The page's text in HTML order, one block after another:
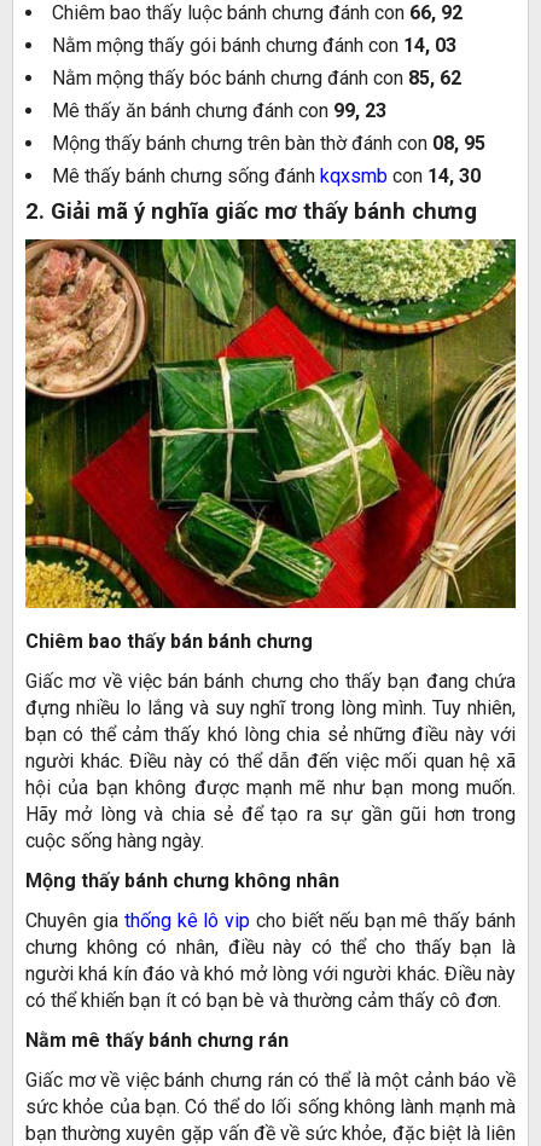
Chiêm bao thấy luộc bánh chưng đánh con 66, 92
Nằm mộng thấy gói bánh chưng đánh con 14, 03
Nằm mộng thấy bóc bánh chưng đánh con 85, 62
Mê thấy ăn bánh chưng đánh con 99, 23
Mộng thấy bánh chưng trên bàn thờ đánh con 08, 95
Mê thấy bánh chưng sống đánh kqxsmb con 14, 30
2. Giải mã ý nghĩa giấc mơ thấy bánh chưng
Chiêm bao thấy bán bánh chưng
Giấc mơ về việc bán bánh chưng cho thấy bạn đang chứa
đựng nhiều lo lắng và suy nghĩ trong lòng mình. Tuy nhiên,
bạn có thể cảm thấy khó lòng chia sẻ những điều này với
người khác. Điều này có thể dẫn đến việc mối quan hệ xã
hội của bạn không được mạnh mẽ như bạn mong muốn.
Hãy mở lòng và chia sẻ để tạo ra sự gần gũi hơn trong
cuộc sống hàng ngày.
Mộng thấy bánh chưng không nhân
Chuyên gia thống kê lô vip cho biết nếu bạn mê thấy bánh
chưng không có nhân, điều này có thể cho thấy bạn là
người khá kín đáo và khó mở lòng với người khác. Điều này
có thể khiến bạn ít có bạn bè và thường cảm thấy cô đơn.
Nằm mê thấy bánh chưng rán
Giấc mơ về việc bánh chưng rán có thể là một cảnh báo về
sức khỏe của bạn. Có thể do lối sống không lành mạnh mà
bạn thường xuyên gặp vấn đề về sức khỏe, đặc biệt là liên